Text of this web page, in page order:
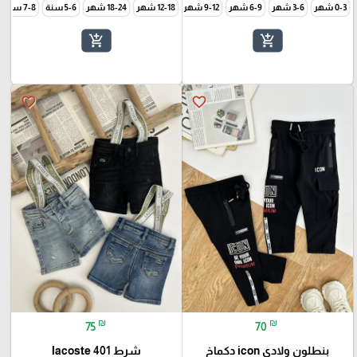
0-3 شهر 3-6 شهر 6-9 شهر 9-12 شهر
add_shopping_cart
12-18 شهر 18-24 شهر 5-6 سنة 7-8 سنة
add_shopping_cart
favorite_border
70 ₪
بنطلون ولادي icon دكماخ
favorite_border
75 ₪
شرط lacoste 401